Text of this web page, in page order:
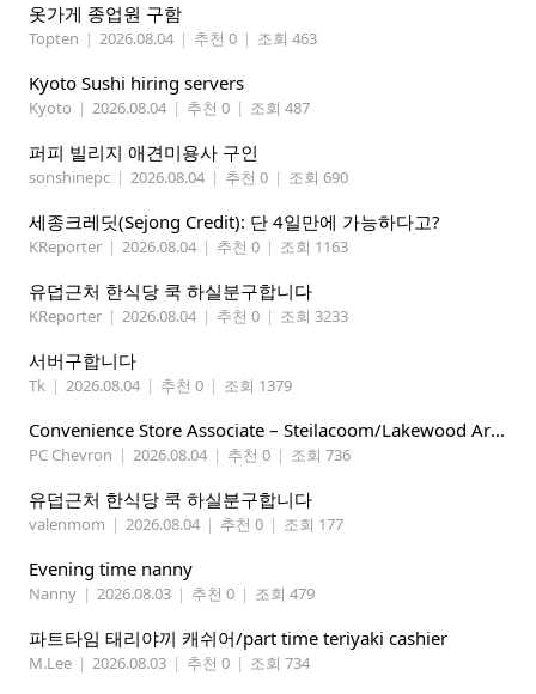
옷가게 종업원 구함
Topten | 2026.08.04 | 추천 0 | 조회 463
Kyoto Sushi hiring servers
Kyoto | 2026.08.04 | 추천 0 | 조회 487
퍼피 빌리지 애견미용사 구인
sonshinepc | 2026.08.04 | 추천 0 | 조회 690
세종크레딧(Sejong Credit): 단 4일만에 가능하다고?
KReporter | 2026.08.04 | 추천 0 | 조회 1163
유덥근처 한식당 쿡 하실분구합니다
KReporter | 2026.08.04 | 추천 0 | 조회 3233
서버구합니다
Tk | 2026.08.04 | 추천 0 | 조회 1379
Convenience Store Associate – Steilacoom/Lakewood Area, $19 -$21/hr
PC Chevron | 2026.08.04 | 추천 0 | 조회 736
유덥근처 한식당 쿡 하실분구합니다
valenmom | 2026.08.04 | 추천 0 | 조회 177
Evening time nanny
Nanny | 2026.08.03 | 추천 0 | 조회 479
파트타임 태리야끼 캐쉬어/part time teriyaki cashier
M.Lee | 2026.08.03 | 추천 0 | 조회 734